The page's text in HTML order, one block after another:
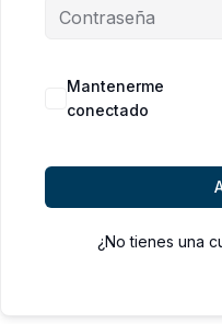
Alternative:
Mantenerme
conectado
¿No tienes una